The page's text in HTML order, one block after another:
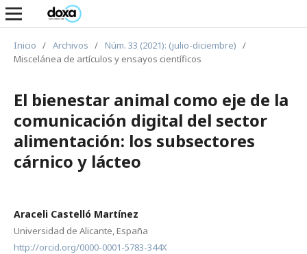
Inicio / Archivos / Núm. 33 (2021): (julio-diciembre) /
Miscelánea de artículos y ensayos científicos
El bienestar animal como eje de la
comunicación digital del sector
alimentación: los subsectores
cárnico y lácteo
Araceli Castelló Martínez
Universidad de Alicante, España
http://orcid.org/0000-0001-5783-344X